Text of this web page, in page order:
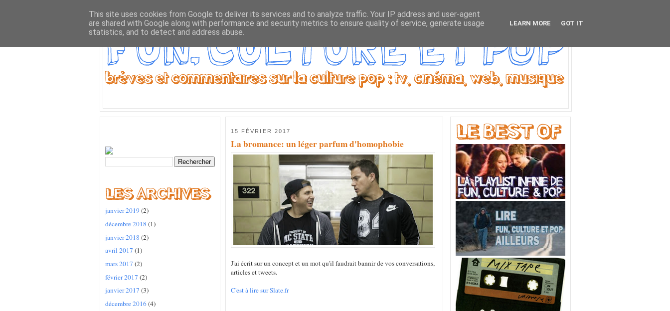
janvier 2019 (2)
décembre 2018 (1)
janvier 2018 (2)
avril 2017 (1)
mars 2017 (2)
février 2017 (2)
janvier 2017 (3)
décembre 2016(4)
15 FÉVRIER 2017
La bromance: un léger parfum d'homophobie
J'ai écrit sur un concept et un mot qu'il faudrait bannir de vos conversations,
articles et tweets.
C'est à lire sur Slate.fr
This site uses cookies from Google to deliver its services and to analyze traffic. Your IP address and user-agent
are shared with Google along with performance and security metrics to ensure quality of service, generate usage
statistics, and to detect and address abuse.
LEARN MORE GOT IT